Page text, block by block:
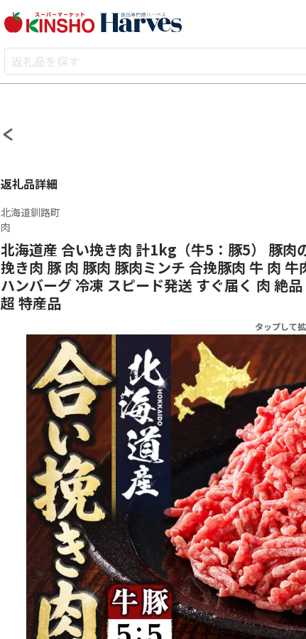
返礼品詳細
北海道釧路町
肉
北海道産 合い挽き肉 計1kg（牛5：豚5） 豚肉
挽き肉 豚 肉 豚肉 豚肉ミンチ 合挽豚肉 牛 肉
ハンバーグ 冷凍 スピード発送 すぐ届く 肉 絶
超 特産品
タップして